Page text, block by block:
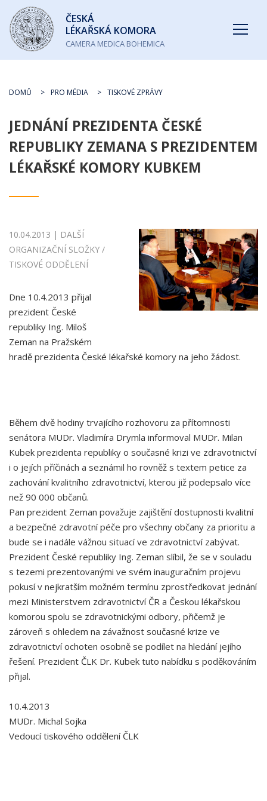
Česká
lékařská
komora
ČESKÁ
LÉKAŘSKÁ KOMORA
CAMERA MEDICA BOHEMICA
DOMŮ PRO MÉDIA TISKOVÉ ZPRÁVY
JEDNÁNÍ PREZIDENTA ČESKÉ
REPUBLIKY ZEMANA S PREZIDENTEM
LÉKAŘSKÉ KOMORY KUBKEM
10.04.2013 | DALŠÍ
ORGANIZAČNÍ SLOŽKY /
TISKOVÉ ODDĚLENÍ
Dne 10.4.2013 přijal
prezident České
republiky Ing. Miloš
Zeman na Pražském
hradě prezidenta České lékařské komory na jeho žádost.
Během dvě hodiny trvajícího rozhovoru za přítomnosti
senátora MUDr. Vladimíra Drymla informoval MUDr. Milan
Kubek prezidenta republiky o současné krizi ve zdravotnictví
i o jejích příčinách a seznámil ho rovněž s textem petice za
zachování kvalitního zdravotnictví, kterou již podepsalo více
než 90 000 občanů.
Pan prezident Zeman považuje zajištění dostupnosti kvalitní
a bezpečné zdravotní péče pro všechny občany za prioritu a
bude se i nadále vážnou situací ve zdravotnictví zabývat.
Prezident České republiky Ing. Zeman slíbil, že se v souladu
s tezemi prezentovanými ve svém inauguračním projevu
pokusí v nejkratším možném termínu zprostředkovat jednání
mezi Ministerstvem zdravotnictví ČR a Českou lékařskou
komorou spolu se zdravotnickými odbory, přičemž je
zároveň s ohledem na závažnost současné krize ve
zdravotnictví ochoten osobně se podílet na hledání jejího
řešení. Prezident ČLK Dr. Kubek tuto nabídku s poděkováním
přijal.
10.4.2013
MUDr. Michal Sojka
Vedoucí tiskového oddělení ČLK